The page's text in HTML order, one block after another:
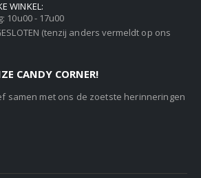
WINKEL:
10u00 - 17u00
(tenzij anders vermeldt op ons
CANDY CORNER!
samen met ons de zoetste herinneringen